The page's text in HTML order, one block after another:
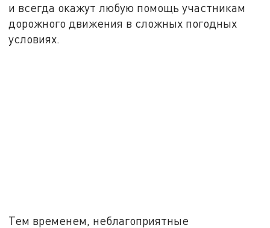
и всегда окажут любую помощь участникам
дорожного движения в сложных погодных
условиях.
Тем временем, неблагоприятные